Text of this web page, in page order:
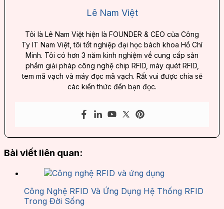
Lê Nam Việt
Tôi là Lê Nam Việt hiện là FOUNDER & CEO của Công
Ty IT Nam Việt, tôi tốt nghiệp đại học bách khoa Hồ Chí
Minh. Tôi có hơn 3 năm kinh nghiệm về cung cấp sản
phẩm giải pháp công nghệ chip RFID, máy quét RFID,
tem mã vạch và máy đọc mã vạch. Rất vui được chia sẽ
các kiến thức đến bạn đọc.
Bài viết liên quan:
Công Nghệ RFID Và Ứng Dụng Hệ Thống RFID
Trong Đời Sống